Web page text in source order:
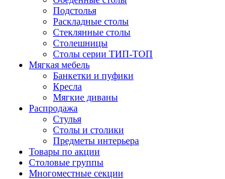
Подстолья
Раскладные столы
Стеклянные столы
Столешницы
Столы серии ТИП-ТОП
Мягкая мебель
Банкетки и пуфики
Кресла
Мягкие диваны
Распродажа
Стулья
Столы и столики
Предметы интерьера
Товары по акции
Столовые группы
Многоместные секции